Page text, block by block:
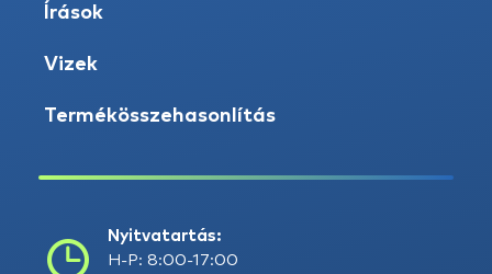
Írások
Vizek
Termékösszehasonlítás
Nyitvatartás:
H-P: 8:00-17:00